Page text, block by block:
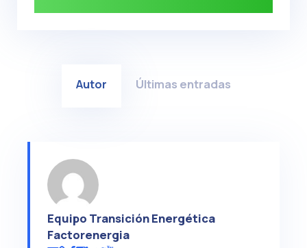
Autor Últimas entradas
Equipo Transición Energética
Factorenergia